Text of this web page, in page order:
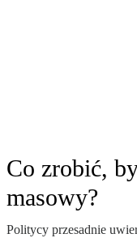
Co zrobić,
masowy?
Politycy przesadnie